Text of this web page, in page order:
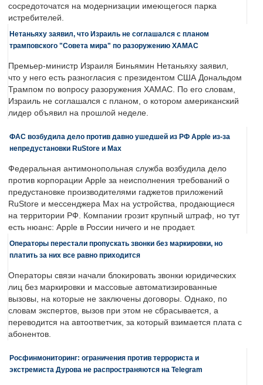
сосредоточатся на модернизации имеющегося парка
истребителей.
Нетаньяху заявил, что Израиль не соглашался с планом
трамповского "Совета мира" по разоружению ХАМАС
Премьер-министр Израиля Биньямин Нетаньяху заявил,
что у него есть разногласия с президентом США Дональдом
Трампом по вопросу разоружения ХАМАС. По его словам,
Израиль не соглашался с планом, о котором американский
лидер объявил на прошлой неделе.
ФАС возбудила дело против давно ушедшей из РФ Apple из-за
непредустановки RuStore и Max
Федеральная антимонопольная служба возбудила дело
против корпорации Apple за неисполнения требований о
предустановке производителями гаджетов приложений
RuStore и мессенджера Max на устройства, продающиеся
на территории РФ. Компании грозит крупный штраф, но тут
есть нюанс: Apple в России ничего и не продает.
Операторы перестали пропускать звонки без маркировки, но
платить за них все равно приходится
Операторы связи начали блокировать звонки юридических
лиц без маркировки и массовые автоматизированные
вызовы, на которые не заключены договоры. Однако, по
словам экспертов, вызов при этом не сбрасывается, а
переводится на автоответчик, за который взимается плата с
абонентов.
Росфинмониторинг: ограничения против террориста и
экстремиста Дурова не распространяются на Telegram